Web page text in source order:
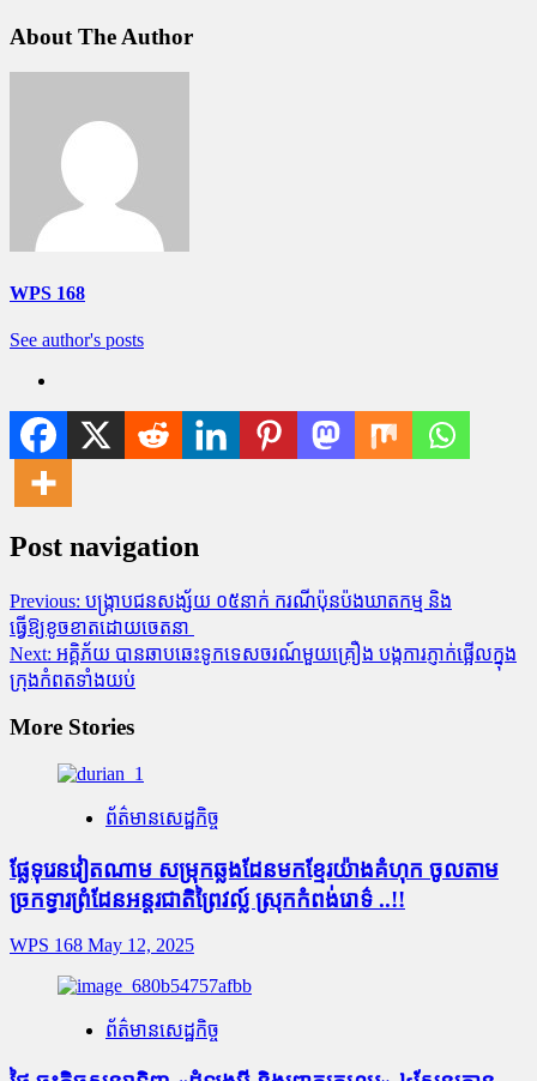
About The Author
WPS 168
See author's posts
Post navigation
Previous: បង្ក្រាបជនសង្ស័យ ០៥នាក់ ករណីប៉ុនប៉ងឃាតកម្ម និង
ធ្វើឱ្យខូចខាតដោយចេតនា
Next: អគ្គិភ័យ បានឆាបឆេះទូកទេសចរណ៍មួយគ្រឿង បង្កការភ្ញាក់ផ្អើលក្នុង
ក្រុងកំពតទាំងយប់
More Stories
ព័ត៌មានសេដ្ឋកិច្ច
ផ្លែ​ទុរេន​វៀតណាម សម្រុក​ឆ្លង​ដែន​មក​ខ្មែរ​យ៉ាង​គំហុក ចូល​តាម​
ច្រក​ទ្វារ​ព្រំដែន​អន្តរជាតិព្រៃ​វ​ល្ល៍ ស្រុក​កំពង់​រោ​ទ៌ ..!!
WPS 168 May 12, 2025
ព័ត៌មានសេដ្ឋកិច្ច